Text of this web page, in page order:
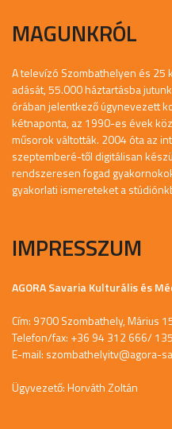
MAGUNKRÓL
A televízó Szombathelyen és
adását, 55.000 háztartásba
órában jelentkező úgynevezett
kétnaponta, az 1990-es évek
műsorok váltották. 2004 óta az
szeptemberé-től digitálisan
rendszeresen fogad
gyakorlati ismereteket a
IMPRESSZUM
AGORA Savaria Kulturális és
Cím: 9700 Szombathely, Márius
Telefon/fax: +36 94 312 666/
E-mail: szombathelyitv@agora-
Ügyvezető: Horváth Zoltán